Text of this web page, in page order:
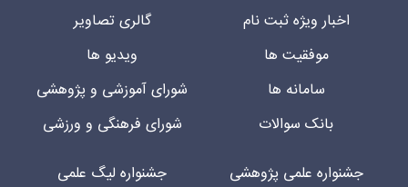
اخبار ویژه ثبت نام
موفقیت ها
سامانه ها
بانک سوالات
گالری تصاویر
ویدیو ها
شورای آموزشی و پژوهشی
شورای فرهنگی و ورزشی
جشنواره علمی پژوهشی
جشنواره لیگ علمی